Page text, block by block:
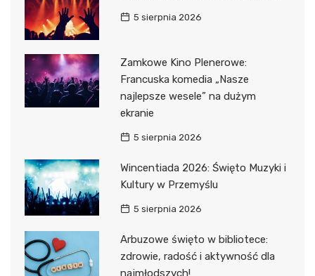
5 sierpnia 2026
Zamkowe Kino Plenerowe:
Francuska komedia „Nasze
najlepsze wesele” na dużym
ekranie
5 sierpnia 2026
Wincentiada 2026: Święto Muzyki i
Kultury w Przemyślu
5 sierpnia 2026
Arbuzowe święto w bibliotece:
zdrowie, radość i aktywność dla
najmłodszych!